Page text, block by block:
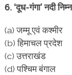
6. ‘दूध-गंगा’ नदी
(a) जम्मू एवं कश्मीर
(b) हिमाचल प्रदेश
(c) उत्तराखंड
(d) पश्चिम बंगाल